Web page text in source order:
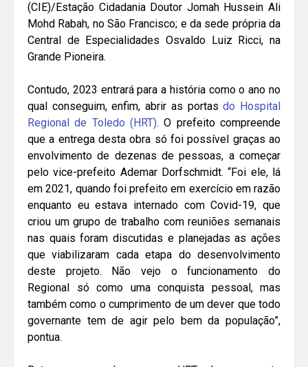
(CIE)/Estação Cidadania Doutor Jomah Hussein Ali
Mohd Rabah, no São Francisco; e da sede própria da
Central de Especialidades Osvaldo Luiz Ricci, na
Grande Pioneira.
Contudo, 2023 entrará para a história como o ano no
qual conseguim, enfim, abrir as portasdo Hospital
Regional de Toledo (HRT). O prefeito compreende
que a entrega desta obra só foi possível graças ao
envolvimento de dezenas de pessoas, a começar
pelo vice-prefeito Ademar Dorfschmidt. “Foi ele, lá
em 2021, quando foi prefeito em exercício em razão
enquanto eu estava internado com Covid-19, que
criou um grupo de trabalho com reuniões semanais
nas quais foram discutidas e planejadas as ações
que viabilizaram cada etapa do desenvolvimento
deste projeto. Não vejo o funcionamento do
Regional só como uma conquista pessoal, mas
também como o cumprimento de um dever que todo
governante tem de agir pelo bem da população”,
pontua.